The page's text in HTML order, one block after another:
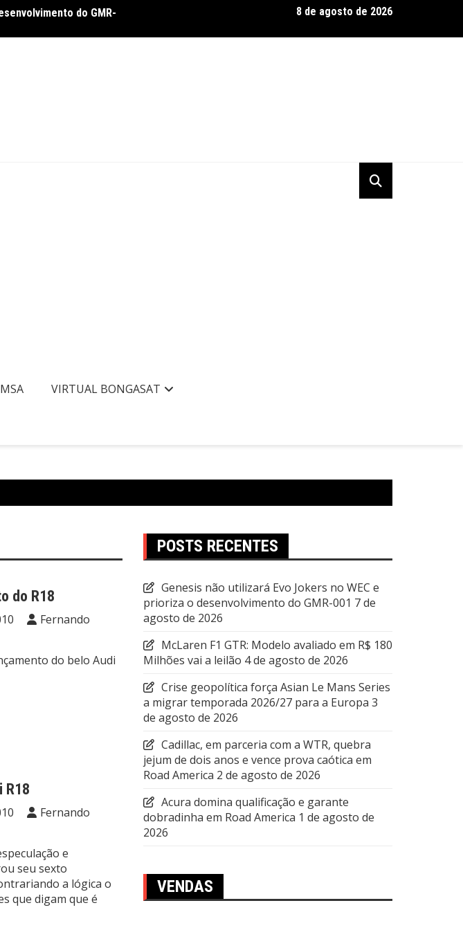
do GMR-
Crise geopolítica força Asian Le Mans Series a migrar temporada
8 de agosto de 2026
VIRTUAL BONGASAT
do R18
Fernando
do belo Audi
R18
Fernando
e
seu sexto
a lógica o
que digam que é
POSTS RECENTES
Genesis não utilizará Evo Jokers no WEC e
prioriza o desenvolvimento do GMR-001 7 de
agosto de 2026
McLaren F1 GTR: Modelo avaliado em R$ 180
Milhões vai a leilão 4 de agosto de 2026
Crise geopolítica força Asian Le Mans Series
a migrar temporada 2026/27 para a Europa 3
de agosto de 2026
Cadillac, em parceria com a WTR, quebra
jejum de dois anos e vence prova caótica em
Road America 2 de agosto de 2026
Acura domina qualificação e garante
dobradinha em Road America 1 de agosto de
2026
VENDAS